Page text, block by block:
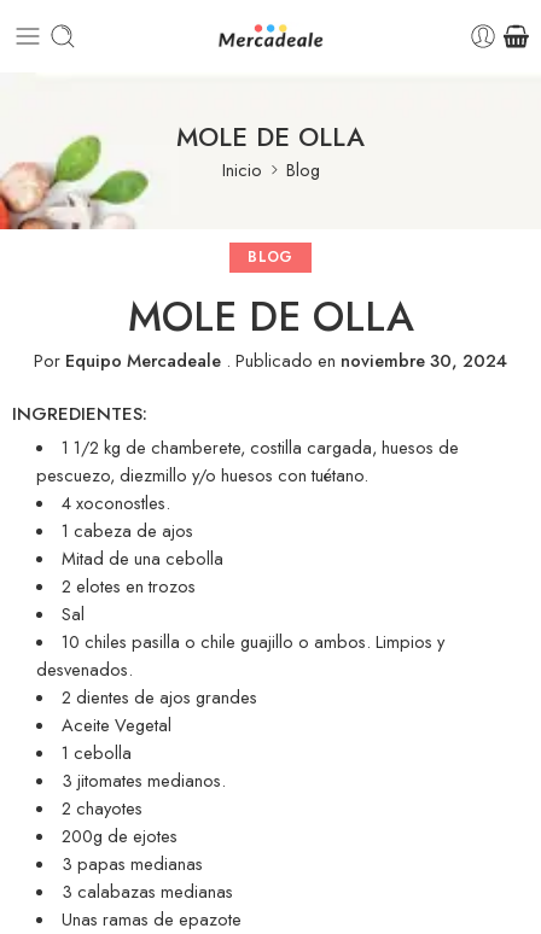
MOLE DE OLLA
Inicio Blog
BLOG
MOLE DE OLLA
Por Equipo Mercadeale . Publicado en noviembre 30, 2024
INGREDIENTES:
1 1/2 kg de chamberete, costilla cargada, huesos de
pescuezo, diezmillo y/o huesos con tuétano.
4 xoconostles.
1 cabeza de ajos
Mitad de una cebolla
2 elotes en trozos
Sal
10 chiles pasilla o chile guajillo o ambos. Limpios y
desvenados.
2 dientes de ajos grandes
Aceite Vegetal
1 cebolla
3 jitomates medianos.
2 chayotes
200g de ejotes
3 papas medianas
3 calabazas medianas
Unas ramas de epazote